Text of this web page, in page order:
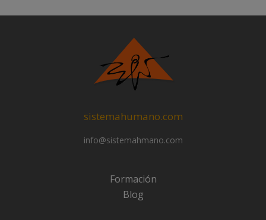
sistemahumano.com
info@sistemahmano.com
Formación
Blog